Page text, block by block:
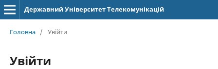
Державний Університет Телекомунікацій
Головна / Увійти
Увійти